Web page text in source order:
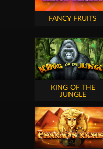
FANCY FRUITS
KING OF THE
JUNGLE